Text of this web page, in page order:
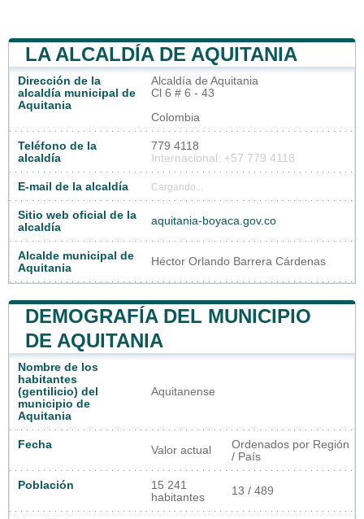
LA ALCALDÍA DE AQUITANIA
Dirección de la
alcaldía municipal de
Aquitania
Alcaldía de Aquitania
Cl 6 # 6 - 43
Colombia
Teléfono de la
alcaldía
779 4118
Internacional: +57 779 4118
E-mail de la alcaldía Cargando...
Sitio web oficial de la
alcaldía
aquitania-boyaca.gov.co
Alcalde municipal de
Aquitania
Héctor Orlando Barrera Cárdenas
DEMOGRAFÍA DEL MUNICIPIO
DE AQUITANIA
Nombre de los
habitantes
(gentilicio) del
municipio de
Aquitania
Aquitanense
Fecha Valor actual
Ordenados por Región
/ País
Población
15 241
habitantes
13 / 489